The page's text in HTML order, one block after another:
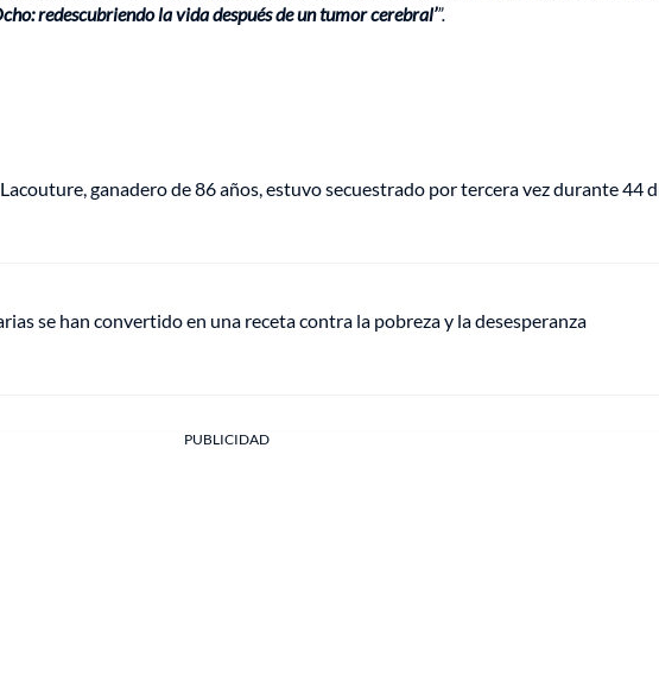
redescubriendo la vida después de un tumor cerebral’”.
ganadero de 86 años, estuvo secuestrado por tercera vez durante 44
se han convertido en una receta contra la pobreza y la desesperanza
PUBLICIDAD